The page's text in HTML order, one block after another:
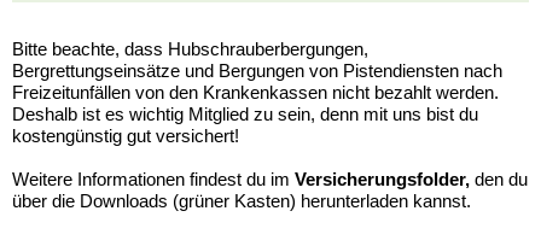
Bitte beachte, dass Hubschrauberbergungen,
Bergrettungseinsätze und Bergungen von Pistendiensten nach
Freizeitunfällen von den Krankenkassen nicht bezahlt werden.
Deshalb ist es wichtig Mitglied zu sein, denn mit uns bist du
kostengünstig gut versichert!
Weitere Informationen findest du im Versicherungsfolder, den du
über die Downloads (grüner Kasten) herunterladen kannst.